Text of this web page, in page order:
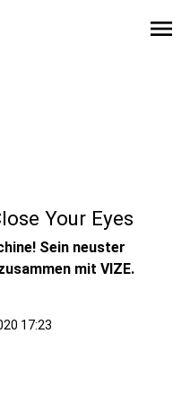
menu
Your Eyes
Sein neuster
mit VIZE.
17:23